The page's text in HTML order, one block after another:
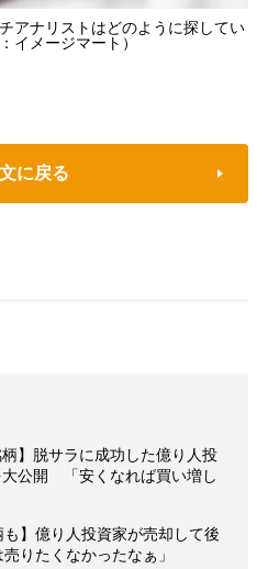
アナリストはどのように探してい
イメージマート）
に戻る
柄】脱サラに成功した億り人投
大公開 「安くなれば買い増し
も】億り人投資家が売却して後
りたくなかったなぁ」